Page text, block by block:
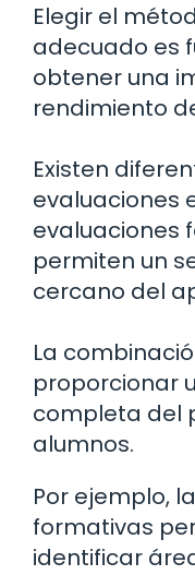
Elegir el
adecuado es
obtener una
rendimiento
Existen
evaluaciones
evaluaciones
permiten un
cercano del
La
proporcionar
completa del
alumnos.
Por ejemplo,
formativas
identificar